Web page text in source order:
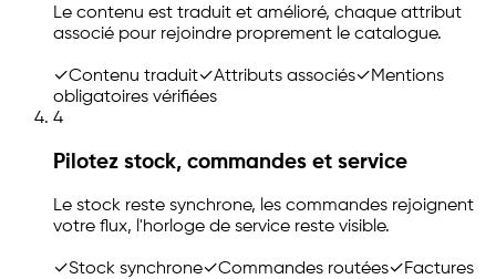
Le contenu est traduit et amélioré, chaque attribut
associé pour rejoindre proprement le catalogue.
✓Contenu traduit✓Attributs associés✓Mentions
obligatoires vérifiées
4
Pilotez stock, commandes et service
Le stock reste synchrone, les commandes rejoignent
votre flux, l'horloge de service reste visible.
✓Stock synchrone✓Commandes routées✓Factures